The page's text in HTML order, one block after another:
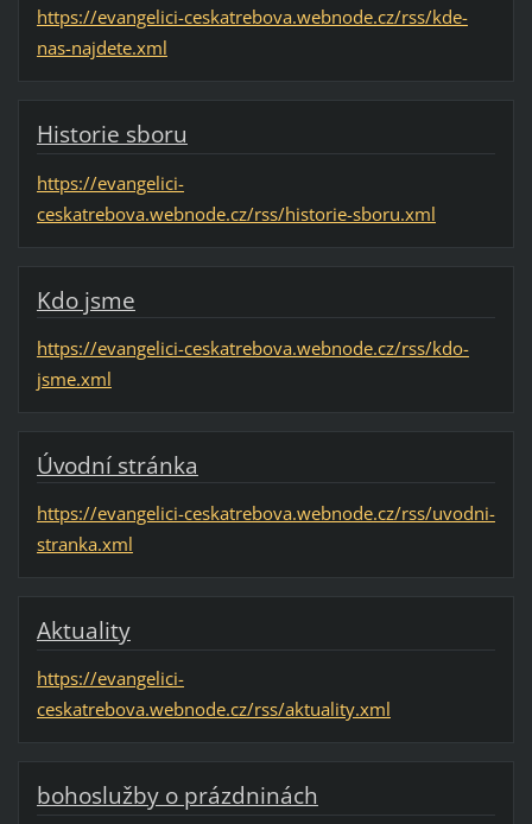
https://evangelici-ceskatrebova.webnode.cz/rss/kde-
nas-najdete.xml
Historie sboru
https://evangelici-
ceskatrebova.webnode.cz/rss/historie-sboru.xml
Kdo jsme
https://evangelici-ceskatrebova.webnode.cz/rss/kdo-
jsme.xml
Úvodní stránka
https://evangelici-ceskatrebova.webnode.cz/rss/uvodni-
stranka.xml
Aktuality
https://evangelici-
ceskatrebova.webnode.cz/rss/aktuality.xml
bohoslužby o prázdninách